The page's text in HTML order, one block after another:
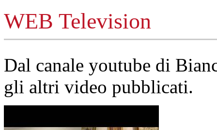
WEB Television
Dal canale youtube di
gli altri video pubblicati.